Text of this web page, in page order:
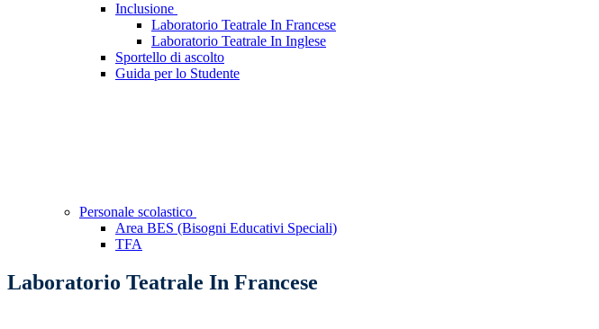
Inclusione
Laboratorio Teatrale In Francese
Laboratorio Teatrale In Inglese
Sportello di ascolto
Guida per lo Studente
Personale scolastico
Area BES (Bisogni Educativi Speciali)
TFA
Laboratorio Teatrale In Francese